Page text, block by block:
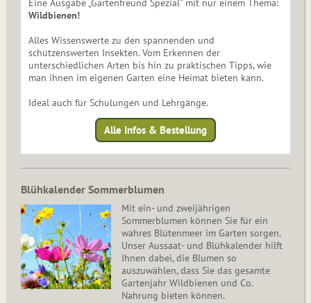
Eine Ausgabe „Gartenfreund Spezial“ mit nur einem Thema:
Wildbienen!
Alles Wissenswerte zu den spannenden und
schützenswerten Insekten. Vom Erkennen der
unterschiedlichen Arten bis hin zu praktischen Tipps, wie
man ihnen im eigenen Garten eine Heimat bieten kann.
Ideal auch für Schulungen und Lehrgänge.
Alle Infos & Bestellung
Blühkalender Sommerblumen
Mit ein- und zweijährigen
Sommerblumen können Sie für ein
wahres Blütenmeer im Garten sorgen.
Unser Aussaat- und Blühkalender hilft
Ihnen dabei, die Blumen so
auszuwählen, dass Sie das gesamte
Gartenjahr Wildbienen und Co.
Nahrung bieten können.